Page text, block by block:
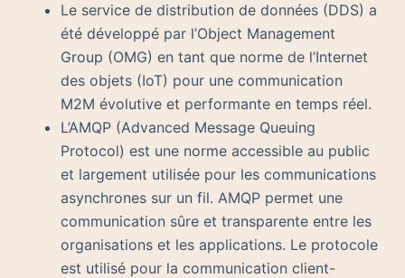
Le service de distribution de données (DDS) a
été développé par l’Object Management
Group (OMG) en tant que norme de l’Internet
des objets (IoT) pour une communication
M2M évolutive et performante en temps réel.
L’AMQP (Advanced Message Queuing
Protocol) est une norme accessible au public
et largement utilisée pour les communications
asynchrones sur un fil. AMQP permet une
communication sûre et transparente entre les
organisations et les applications. Le protocole
est utilisé pour la communication client-